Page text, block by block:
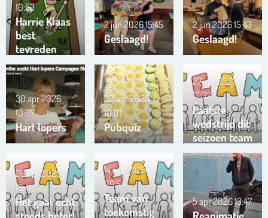
Harrie Klaas
best
tevreden
10:53
Geslaagd!
2 jun 202615:45
Geslaagd!
2 jun 202615:43
Hart lopers
30 apr 2026
10:07
Pubquiz
30 apr 2026
10:01
Laatste
wedstrijd dit
seizoen team
Trianta 01
27 apr 2026
17:07
Het gaat echt
steeds beter!
20 apr 2026
16:41
Team van
toekomstig
14 apr 2026
09:54
Reanimatie
5 apr 202613:47